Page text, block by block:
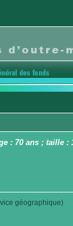
: 70 ans ; taille :
géographique)